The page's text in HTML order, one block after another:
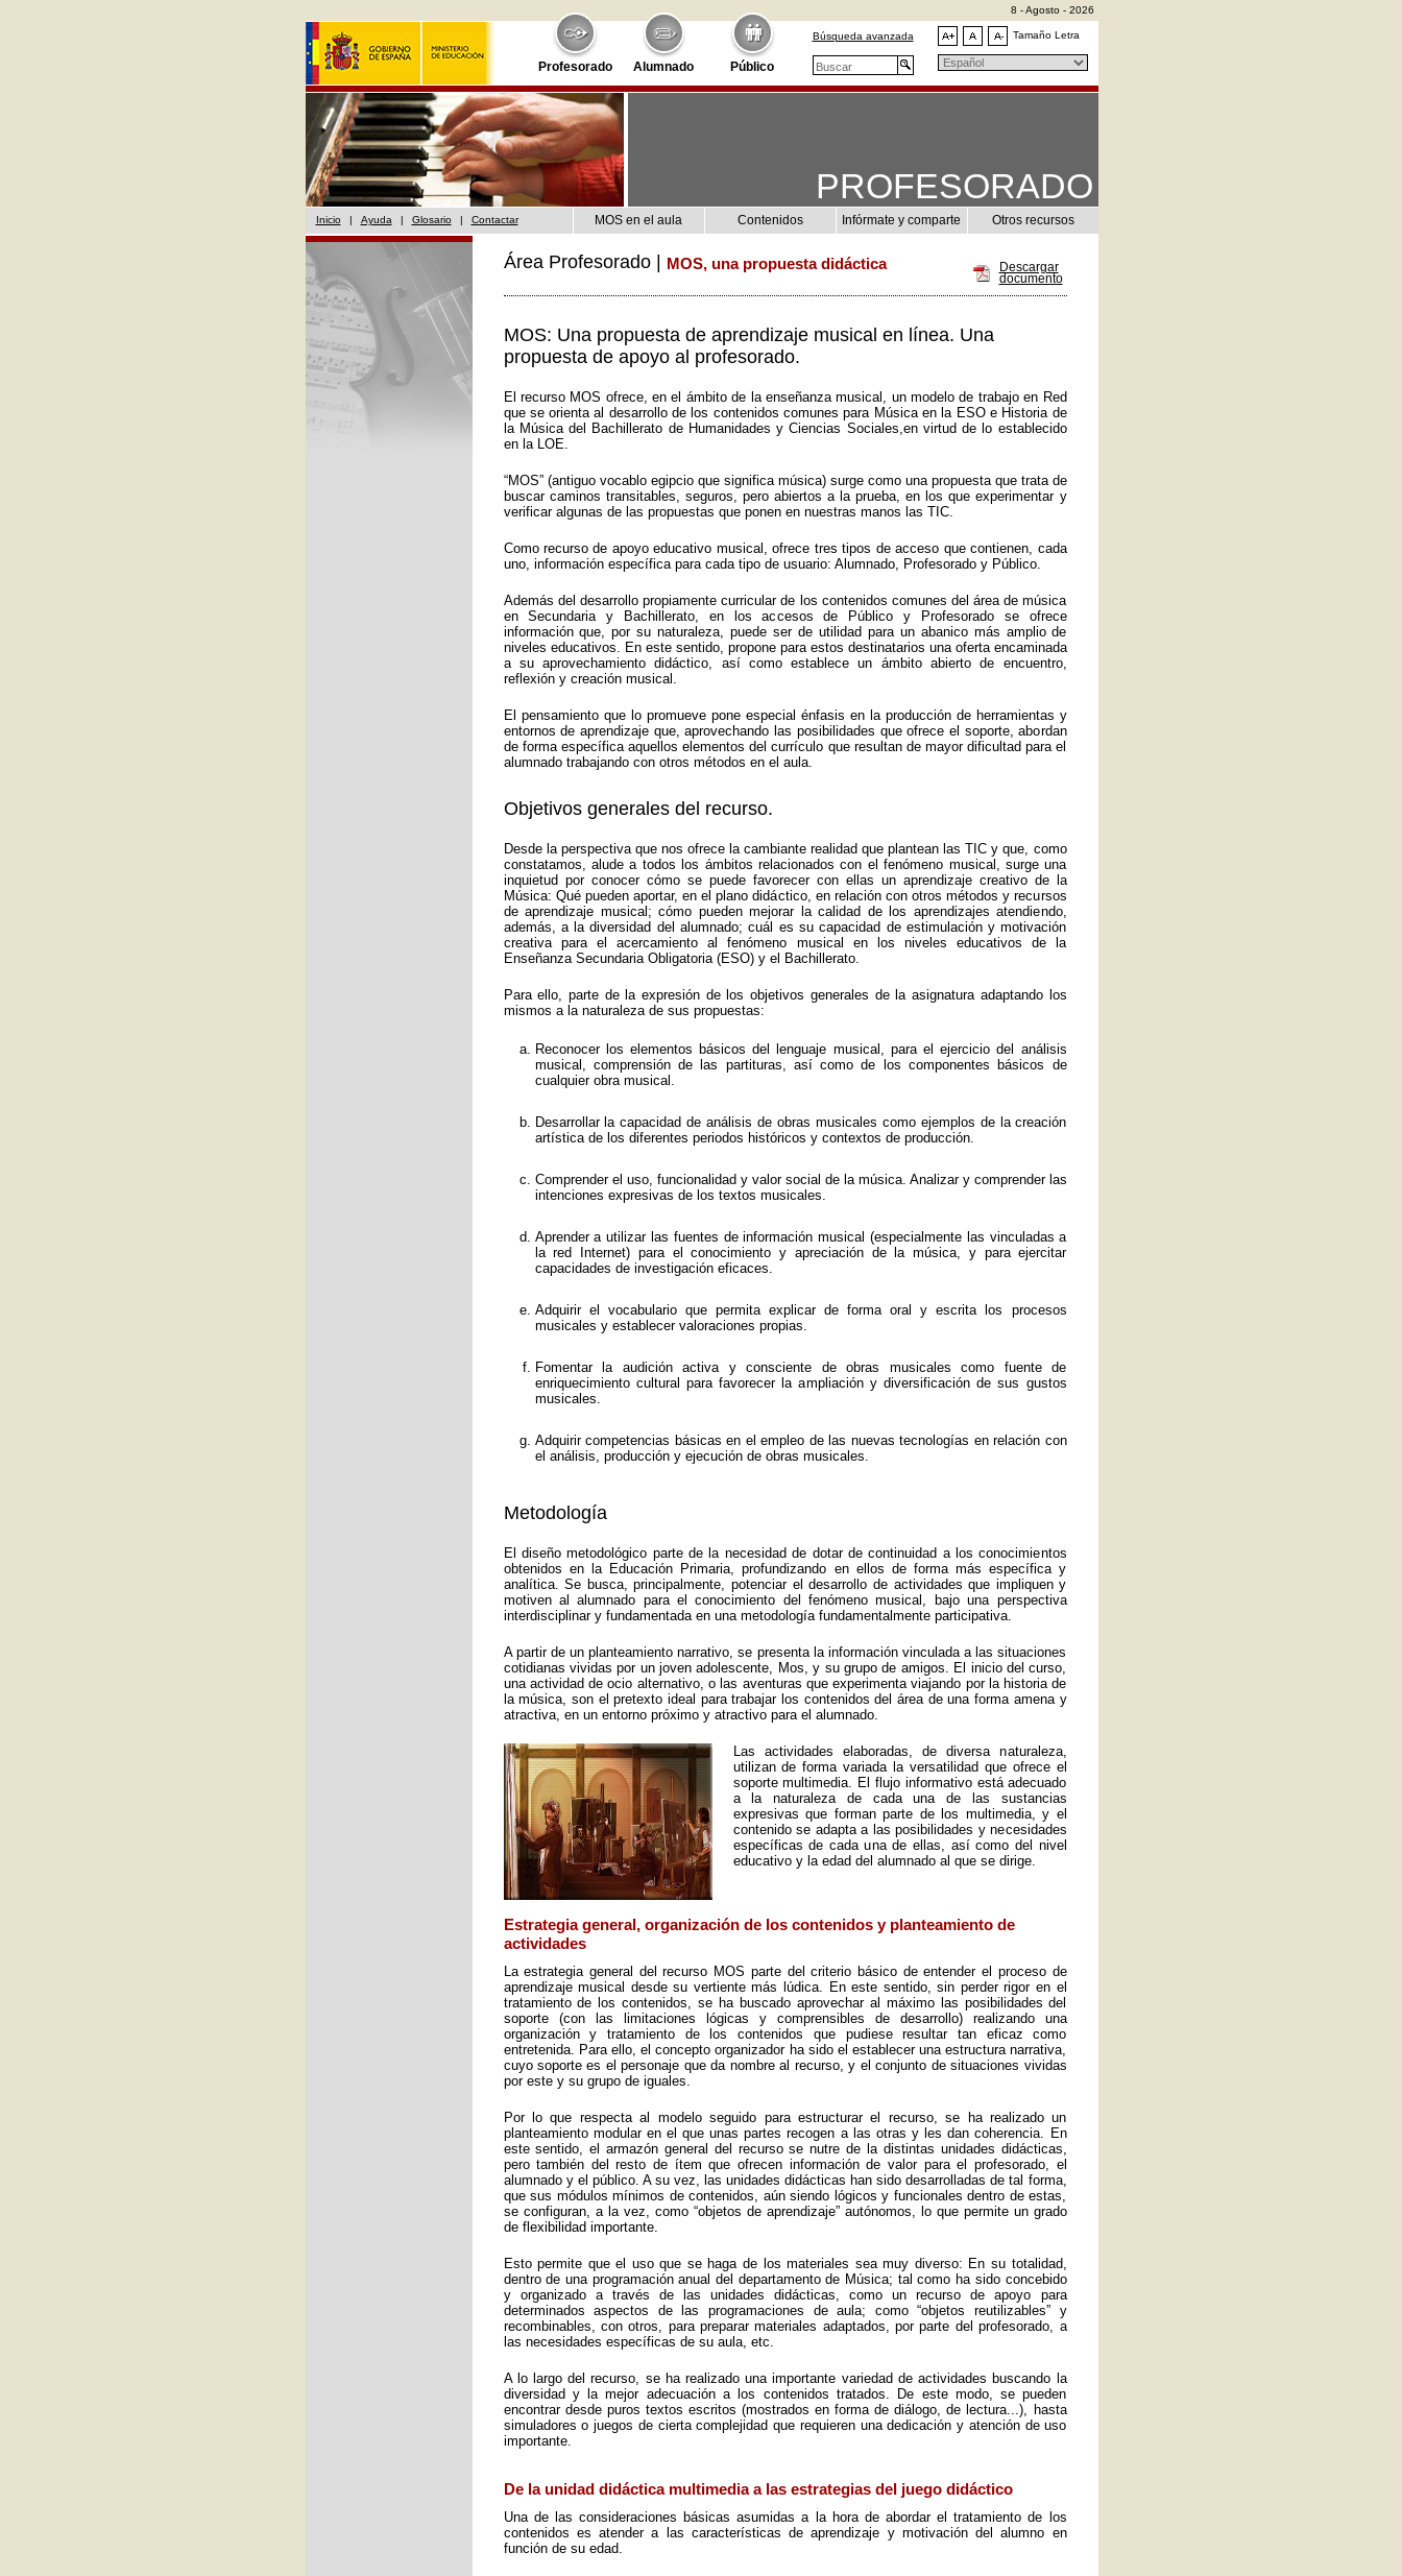
Profesorado Alumnado Público
8 - Agosto - 2026
Búsqueda avanzada Tamaño Letra
PROFESORADO
Inicio | Ayuda | Glosario | Contactar MOS en el aula Contenidos Infórmate y comparte Otros recursos
Descargar
documento
Área Profesorado | MOS, una propuesta didáctica
MOS: Una propuesta de aprendizaje musical en línea. Una
propuesta de apoyo al profesorado.
El recurso MOS ofrece, en el ámbito de la enseñanza musical, un modelo de trabajo en Red
que se orienta al desarrollo de los contenidos comunes para Música en la ESO e Historia de
la Música del Bachillerato de Humanidades y Ciencias Sociales,en virtud de lo establecido
en la LOE.
“MOS” (antiguo vocablo egipcio que significa música) surge como una propuesta que trata de
buscar caminos transitables, seguros, pero abiertos a la prueba, en los que experimentar y
verificar algunas de las propuestas que ponen en nuestras manos las TIC.
Como recurso de apoyo educativo musical, ofrece tres tipos de acceso que contienen, cada
uno, información específica para cada tipo de usuario: Alumnado, Profesorado y Público.
Además del desarrollo propiamente curricular de los contenidos comunes del área de música
en Secundaria y Bachillerato, en los accesos de Público y Profesorado se ofrece
información que, por su naturaleza, puede ser de utilidad para un abanico más amplio de
niveles educativos. En este sentido, propone para estos destinatarios una oferta encaminada
a su aprovechamiento didáctico, así como establece un ámbito abierto de encuentro,
reflexión y creación musical.
El pensamiento que lo promueve pone especial énfasis en la producción de herramientas y
entornos de aprendizaje que, aprovechando las posibilidades que ofrece el soporte, abordan
de forma específica aquellos elementos del currículo que resultan de mayor dificultad para el
alumnado trabajando con otros métodos en el aula.
Objetivos generales del recurso.
Desde la perspectiva que nos ofrece la cambiante realidad que plantean las TIC y que, como
constatamos, alude a todos los ámbitos relacionados con el fenómeno musical, surge una
inquietud por conocer cómo se puede favorecer con ellas un aprendizaje creativo de la
Música: Qué pueden aportar, en el plano didáctico, en relación con otros métodos y recursos
de aprendizaje musical; cómo pueden mejorar la calidad de los aprendizajes atendiendo,
además, a la diversidad del alumnado; cuál es su capacidad de estimulación y motivación
creativa para el acercamiento al fenómeno musical en los niveles educativos de la
Enseñanza Secundaria Obligatoria (ESO) y el Bachillerato.
Para ello, parte de la expresión de los objetivos generales de la asignatura adaptando los
mismos a la naturaleza de sus propuestas:
Reconocer los elementos básicos del lenguaje musical, para el ejercicio del análisis
musical, comprensión de las partituras, así como de los componentes básicos de
cualquier obra musical.
Desarrollar la capacidad de análisis de obras musicales como ejemplos de la creación
artística de los diferentes periodos históricos y contextos de producción.
Comprender el uso, funcionalidad y valor social de la música. Analizar y comprender las
intenciones expresivas de los textos musicales.
Aprender a utilizar las fuentes de información musical (especialmente las vinculadas a
la red Internet) para el conocimiento y apreciación de la música, y para ejercitar
capacidades de investigación eficaces.
Adquirir el vocabulario que permita explicar de forma oral y escrita los procesos
musicales y establecer valoraciones propias.
Fomentar la audición activa y consciente de obras musicales como fuente de
enriquecimiento cultural para favorecer la ampliación y diversificación de sus gustos
musicales.
Adquirir competencias básicas en el empleo de las nuevas tecnologías en relación con
el análisis, producción y ejecución de obras musicales.
Metodología
El diseño metodológico parte de la necesidad de dotar de continuidad a los conocimientos
obtenidos en la Educación Primaria, profundizando en ellos de forma más específica y
analítica. Se busca, principalmente, potenciar el desarrollo de actividades que impliquen y
motiven al alumnado para el conocimiento del fenómeno musical, bajo una perspectiva
interdisciplinar y fundamentada en una metodología fundamentalmente participativa.
A partir de un planteamiento narrativo, se presenta la información vinculada a las situaciones
cotidianas vividas por un joven adolescente, Mos, y su grupo de amigos. El inicio del curso,
una actividad de ocio alternativo, o las aventuras que experimenta viajando por la historia de
la música, son el pretexto ideal para trabajar los contenidos del área de una forma amena y
atractiva, en un entorno próximo y atractivo para el alumnado.
Las actividades elaboradas, de diversa naturaleza,
utilizan de forma variada la versatilidad que ofrece el
soporte multimedia. El flujo informativo está adecuado
a la naturaleza de cada una de las sustancias
expresivas que forman parte de los multimedia, y el
contenido se adapta a las posibilidades y necesidades
específicas de cada una de ellas, así como del nivel
educativo y la edad del alumnado al que se dirige.
Estrategia general, organización de los contenidos y planteamiento de
actividades
La estrategia general del recurso MOS parte del criterio básico de entender el proceso de
aprendizaje musical desde su vertiente más lúdica. En este sentido, sin perder rigor en el
tratamiento de los contenidos, se ha buscado aprovechar al máximo las posibilidades del
soporte (con las limitaciones lógicas y comprensibles de desarrollo) realizando una
organización y tratamiento de los contenidos que pudiese resultar tan eficaz como
entretenida. Para ello, el concepto organizador ha sido el establecer una estructura narrativa,
cuyo soporte es el personaje que da nombre al recurso, y el conjunto de situaciones vividas
por este y su grupo de iguales.
Por lo que respecta al modelo seguido para estructurar el recurso, se ha realizado un
planteamiento modular en el que unas partes recogen a las otras y les dan coherencia. En
este sentido, el armazón general del recurso se nutre de la distintas unidades didácticas,
pero también del resto de ítem que ofrecen información de valor para el profesorado, el
alumnado y el público. A su vez, las unidades didácticas han sido desarrolladas de tal forma,
que sus módulos mínimos de contenidos, aún siendo lógicos y funcionales dentro de estas,
se configuran, a la vez, como “objetos de aprendizaje” autónomos, lo que permite un grado
de flexibilidad importante.
Esto permite que el uso que se haga de los materiales sea muy diverso: En su totalidad,
dentro de una programación anual del departamento de Música; tal como ha sido concebido
y organizado a través de las unidades didácticas, como un recurso de apoyo para
determinados aspectos de las programaciones de aula; como “objetos reutilizables” y
recombinables, con otros, para preparar materiales adaptados, por parte del profesorado, a
las necesidades específicas de su aula, etc.
A lo largo del recurso, se ha realizado una importante variedad de actividades buscando la
diversidad y la mejor adecuación a los contenidos tratados. De este modo, se pueden
encontrar desde puros textos escritos (mostrados en forma de diálogo, de lectura...), hasta
simuladores o juegos de cierta complejidad que requieren una dedicación y atención de uso
importante.
De la unidad didáctica multimedia a las estrategias del juego didáctico
Una de las consideraciones básicas asumidas a la hora de abordar el tratamiento de los
contenidos es atender a las características de aprendizaje y motivación del alumno en
función de su edad.